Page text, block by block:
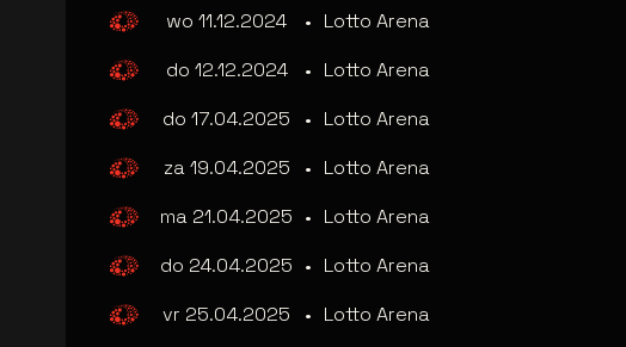
wo 11.12.2024
• Lotto Arena
do 12.12.2024
• Lotto Arena
do 17.04.2025
• Lotto Arena
za 19.04.2025
• Lotto Arena
ma 21.04.2025 • Lotto Arena
do 24.04.2025 • Lotto Arena
vr 25.04.2025
• Lotto Arena